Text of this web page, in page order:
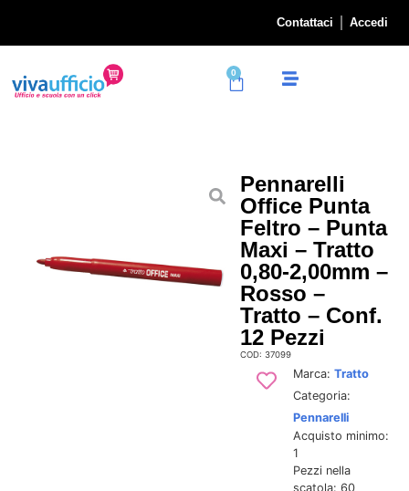
Contattaci Accedi
0
Pennarelli
Office Punta
Feltro – Punta
Maxi – Tratto
0,80-2,00mm –
Rosso –
Tratto – Conf.
12 Pezzi
COD: 37099
Marca: Tratto
Categoria:
Pennarelli
Acquisto minimo:
1
Pezzi nella
scatola: 60